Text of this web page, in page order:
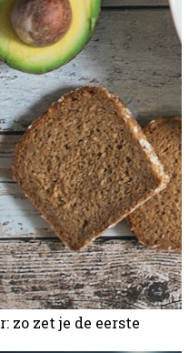
zo zet je de eerste